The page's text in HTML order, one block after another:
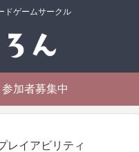
ドゲームサークル
加者募集中
レイアビリティ